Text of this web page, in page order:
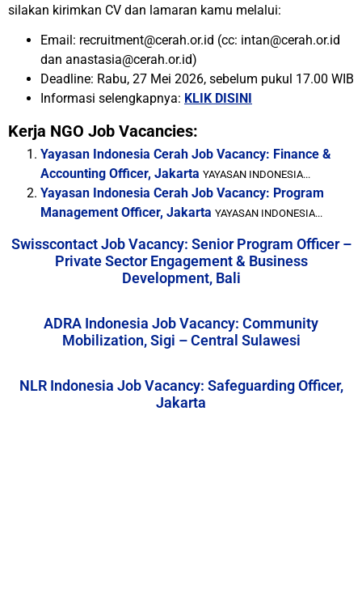
silakan kirimkan CV dan lamaran kamu melalui:
Email: recruitment@cerah.or.id (cc: intan@cerah.or.id
dan anastasia@cerah.or.id)
Deadline: Rabu, 27 Mei 2026, sebelum pukul 17.00 WIB
Informasi selengkapnya: KLIK DISINI
Kerja NGO Job Vacancies:
Yayasan Indonesia Cerah Job Vacancy: Finance &
Accounting Officer, Jakarta YAYASAN INDONESIA...
Yayasan Indonesia Cerah Job Vacancy: Program
Management Officer, Jakarta YAYASAN INDONESIA...
Swisscontact Job Vacancy: Senior Program Officer –
Private Sector Engagement & Business
Development, Bali
ADRA Indonesia Job Vacancy: Community
Mobilization, Sigi – Central Sulawesi
NLR Indonesia Job Vacancy: Safeguarding Officer,
Jakarta